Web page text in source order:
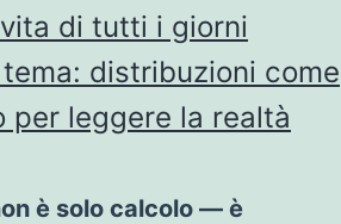
di tutti i giorni
distribuzioni come
per leggere la realtà
è solo calcolo — è